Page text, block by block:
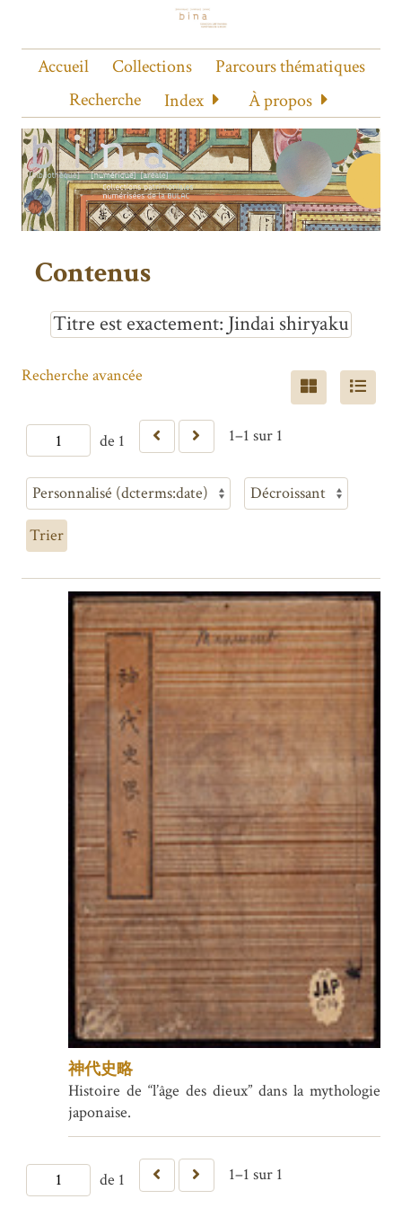
Accueil Collections
Parcours thématiques
Recherche
Index À propos
Contenus
Titre est exactement Jindai shiryaku
de 1 1–1 sur 1
Recherche avancée
Trier
神代史略
Histoire de “l’âge des dieux” dans la mythologie
japonaise.
de 1 1–1 sur 1